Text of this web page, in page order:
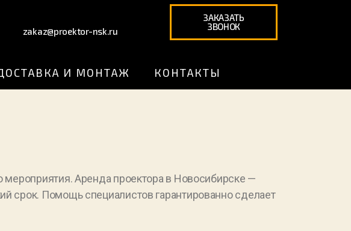
zakaz@proektor-nsk.ru
ЗАКАЗАТЬ
ЗВОНОК
И МОНТАЖ КОНТАКТЫ
мероприятия. Аренда проектора в Новосибирске —
срок. Помощь специалистов гарантированно сделает